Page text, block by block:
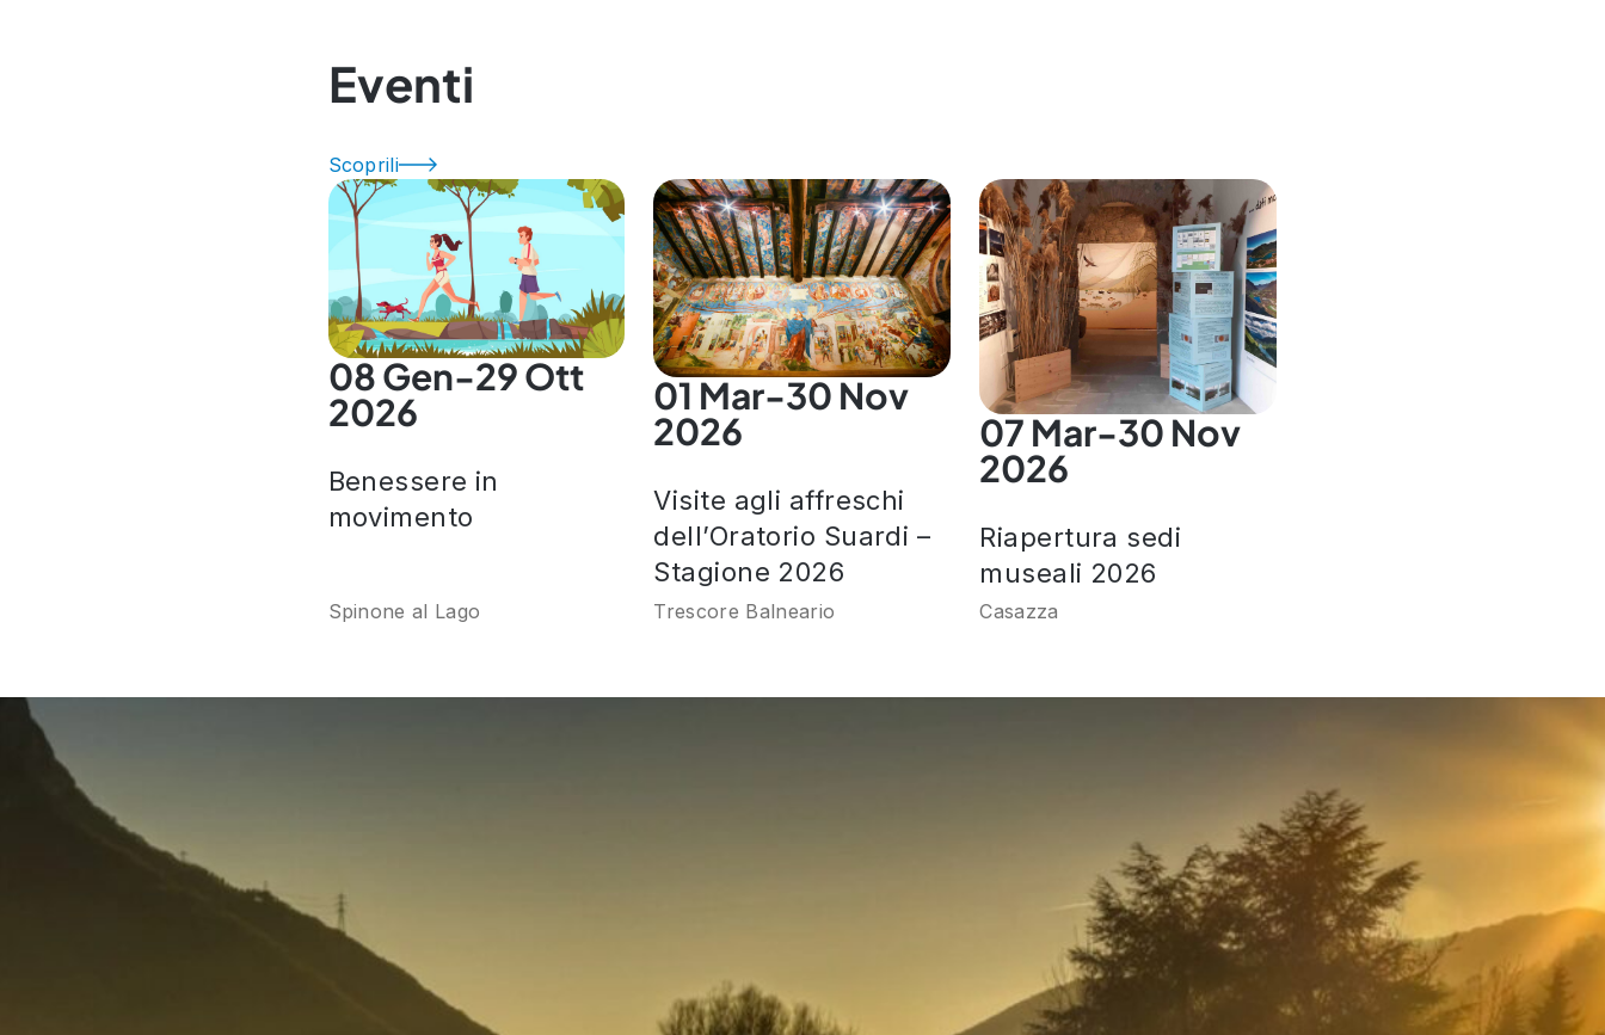
Eventi
Scoprili
08 Gen-29 Ott
2026
Benessere in
movimento
Spinone al Lago
01 Mar-30 Nov
2026
Visite agli affreschi
dell’Oratorio Suardi –
Stagione 2026
Trescore Balneario
07 Mar-30 Nov
2026
Riapertura sedi
museali 2026
Casazza